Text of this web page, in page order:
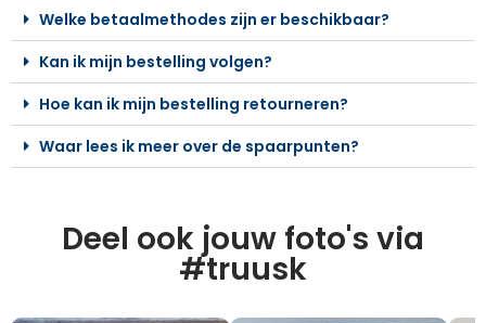
Welke betaalmethodes zijn er beschikbaar?
Kan ik mijn bestelling volgen?
Hoe kan ik mijn bestelling retourneren?
Waar lees ik meer over de spaarpunten?
Deel ook jouw foto's via
#truusk